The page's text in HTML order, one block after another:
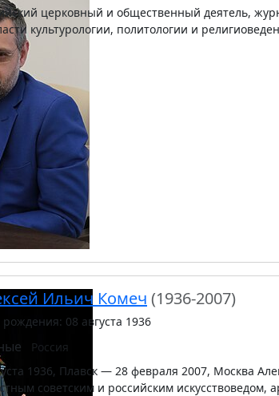
церковный и общественный деятель,
культурологии, политологии и
Ильич Комеч (1936-2007)
08 августа 1936
Россия
1936, Плавск — 28 февраля 2007, Москва
советским и российским искусствоведом,